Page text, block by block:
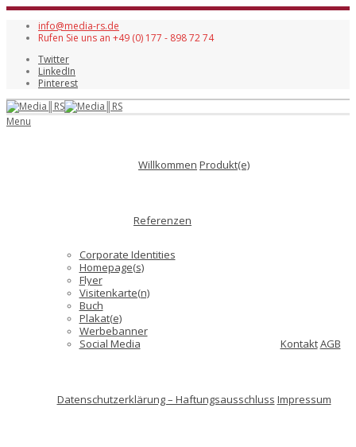
info@media-rs.de
Rufen Sie uns an +49 (0) 177 - 898 72 74
Twitter
LinkedIn
Pinterest
Menu
Willkommen Produkt(e)
Referenzen
Corporate Identities
Homepage(s)
Flyer
Visitenkarte(n)
Buch
Plakat(e)
Werbebanner
Social Media
KontaktAGB
Datenschutzerklärung – Haftungsausschluss Impressum